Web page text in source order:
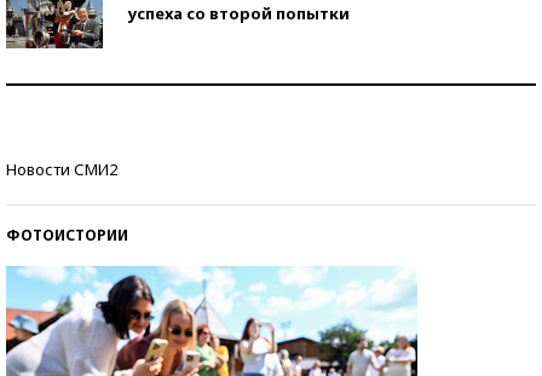
успеха со второй попытки
Новости СМИ2
ФОТОИСТОРИИ